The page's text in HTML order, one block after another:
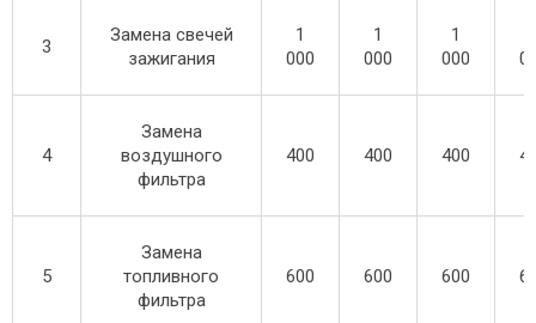
3
Замена свечей
зажигания
1
000
1
000
1
000
4
Замена
воздушного
фильтра
400 400 400
5
Замена
топливного
фильтра
600 600 600